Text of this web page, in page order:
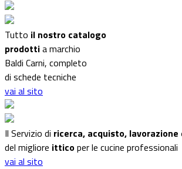
Tutto il nostro catalogo
prodottia marchio
Baldi Carni, completo
di schede tecniche
vai al sito
Il Servizio di ricerca, acquisto, lavorazione
del migliore itticoper le cucine professionali
vai al sito